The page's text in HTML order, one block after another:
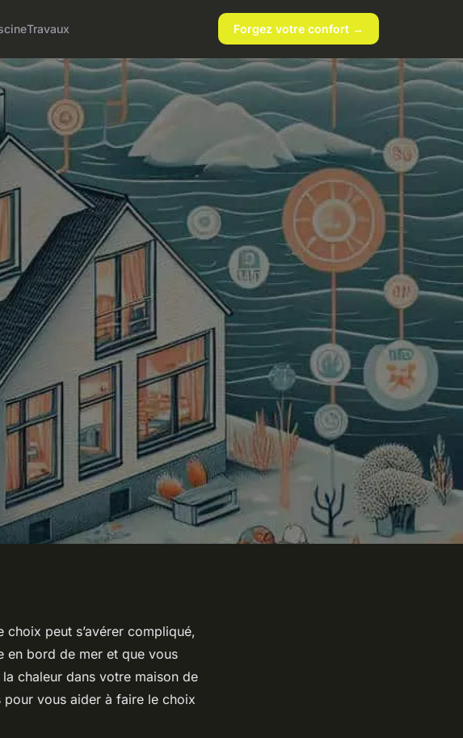
Travaux Forgez votre confort →
choix peut s’avérer compliqué,
en bord de mer et que vous
chaleur dans votre maison de
pour vous aider à faire le choix